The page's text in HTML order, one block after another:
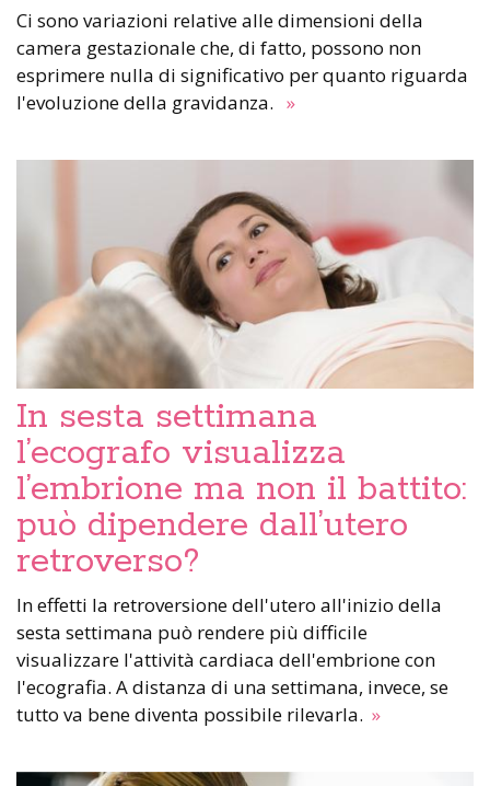
Ci sono variazioni relative alle dimensioni della
camera gestazionale che, di fatto, possono non
esprimere nulla di significativo per quanto riguarda
l'evoluzione della gravidanza. »
In sesta settimana
l’ecografo visualizza
l’embrione ma non il battito:
può dipendere dall’utero
retroverso?
In effetti la retroversione dell'utero all'inizio della
sesta settimana può rendere più difficile
visualizzare l'attività cardiaca dell'embrione con
l'ecografia. A distanza di una settimana, invece, se
tutto va bene diventa possibile rilevarla. »